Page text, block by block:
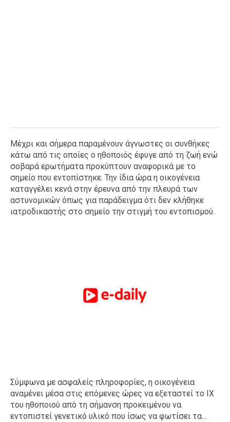
Μέχρι και σήμερα παραμένουν άγνωστες οι συνθήκες
κάτω από τις οποίες ο ηθοποιός έφυγε από τη ζωή ενώ
σοβαρά ερωτήματα προκύπτουν αναφορικά με το
σημείο που εντοπίστηκε. Την ίδια ώρα η οικογένεια
καταγγέλει κενά στην έρευνα από την πλευρά των
αστυνομικών όπως για παράδειγμα ότι δεν κλήθηκε
ιατροδικαστής στο σημείο την στιγμή του εντοπισμού.
Σύμφωνα με ασφαλείς πληροφορίες, η οικογένεια
αναμένει μέσα στις επόμενες ώρες να εξεταστεί το ΙΧ
του ηθοποιού από τη σήμανση προκειμένου να
εντοπιστεί γενετικό υλικό που ίσως να φωτίσει τα...